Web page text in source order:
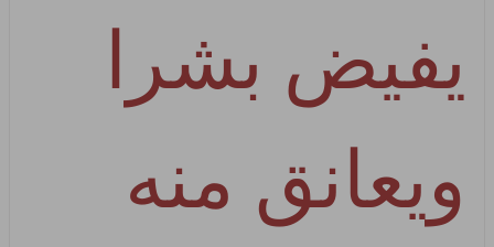
يفيض بشرا
ويعانق منه